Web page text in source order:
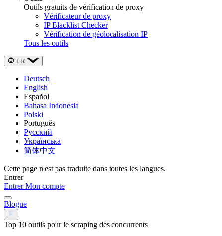
Outils gratuits de vérification de proxy
Vérificateur de proxy
IP Blacklist Checker
Vérification de géolocalisation IP
Tous les outils
FR
Deutsch
English
Español
Bahasa Indonesia
Polski
Português
Русский
Українська
简体中文
Cette page n'est pas traduite dans toutes les langues.
Entrer
EntrerMon compte
Blogue
Top 10 outils pour le scraping des concurrents